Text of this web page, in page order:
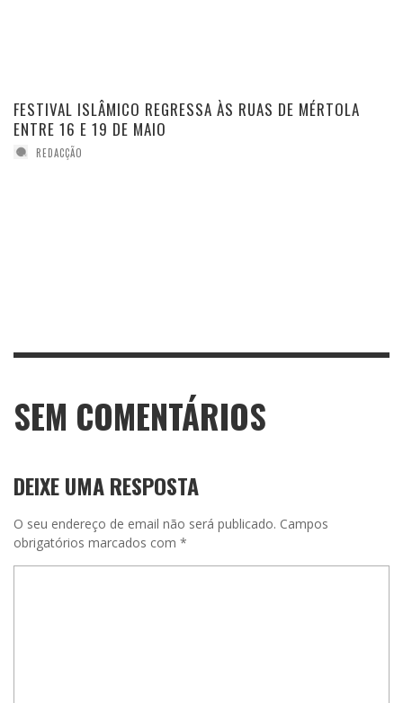
FESTIVAL ISLÂMICO REGRESSA ÀS RUAS DE MÉRTOLA
ENTRE 16 E 19 DE MAIO
REDACÇÃO
SEM COMENTÁRIOS
DEIXE UMA RESPOSTA
O seu endereço de email não será publicado. Campos
obrigatórios marcados com *